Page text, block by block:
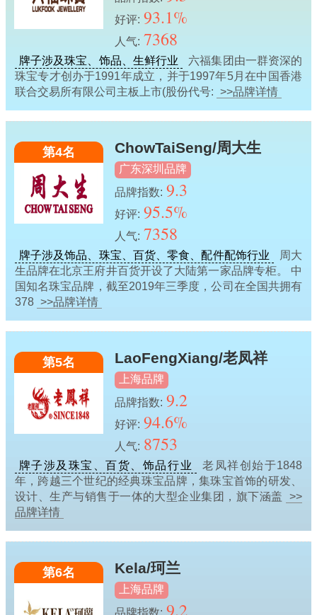
好评: 93.1%
人气: 7368
牌子涉及珠宝、饰品、生鲜行业
六福集团由一群资深的
珠宝专才创办于1991年成立，并于1997年5月在中国香港
联合交易所有限公司主板上市(股份代号: >>品牌详情
第4名 ChowTaiSeng/周大生
广东深圳品牌
品牌指数: 9.3
好评: 95.5%
人气: 7358
牌子涉及饰品、珠宝、百货、零食、配件配饰行业
周大
生品牌在北京王府井百货开设了大陆第一家品牌专柜。 中
国知名珠宝品牌，截至2019年三季度，公司在全国共拥有
378 >>品牌详情
第5名 LaoFengXiang/老凤祥
上海品牌
品牌指数: 9.2
好评: 94.6%
人气: 8753
牌子涉及珠宝、百货、饰品行业
老凤祥创始于1848
年，跨越三个世纪的经典珠宝品牌，集珠宝首饰的研发、
设计、生产与销售于一体的大型企业集团，旗下涵盖
>>
品牌详情
第6名 Kela/珂兰
上海品牌
品牌指数: 9.2